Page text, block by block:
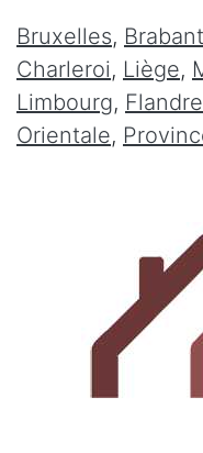
Bruxelles,
Charleroi, Liège,
Limbourg,
Orientale,